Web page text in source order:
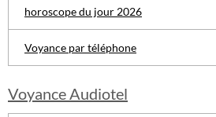
horoscope du jour 2026
Voyance par téléphone
Voyance Audiotel